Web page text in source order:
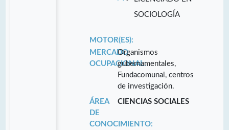
SOCIOLOGÍA
MOTOR(ES):
MERCADO
OCUPACIONAL:
Organismos
gubernamentales,
Fundacomunal, centros
de investigación.
ÁREA
DE
CONOCIMIENTO:
CIENCIAS SOCIALES